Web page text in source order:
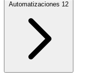
Automatizaciones 12